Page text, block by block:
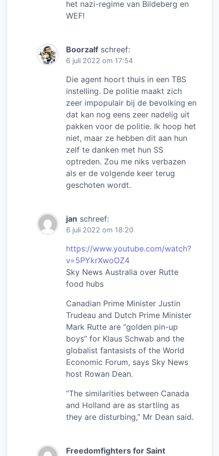
het nazi-regime van Bildeberg en
WEF!
Boorzalf schreef:
6 juli 2022 om 17:54
Die agent hoort thuis in een TBS
instelling. De politie maakt zich
zeer impopulair bij de bevolking en
dat kan nog eens zeer nadelig uit
pakken voor de politie. Ik hoop het
niet, maar ze hebben dit aan hun
zelf te danken met hun SS
optreden. Zou me niks verbazen
als er de volgende keer terug
geschoten wordt.
jan schreef:
6 juli 2022 om 18:20
https://www.youtube.com/watch?
v=5PYkrXwoOZ4
Sky News Australia over Rutte
food hubs
Canadian Prime Minister Justin
Trudeau and Dutch Prime Minister
Mark Rutte are “golden pin-up
boys” for Klaus Schwab and the
globalist fantasists of the World
Economic Forum, says Sky News
host Rowan Dean.
“The similarities between Canada
and Holland are as startling as
they are disturbing,” Mr Dean said.
Freedomfighters for Saint